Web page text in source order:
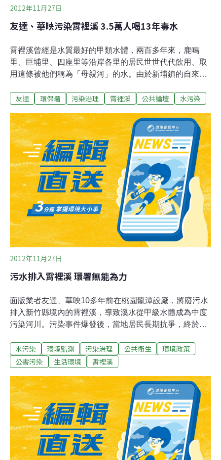
2012年11月27日
友達、華映污染霄裡溪 3.5萬人喝13年毒水
霄裡溪曾經是水質最好的甲類水體，兩百多年來，鹿鳴
里、巨埔里、四座里等沿岸各里的居民世世代代飲用、取
用這條被他們稱為「母親河」的水。由於新埔鎮的自來水
水與溪水相連，因此溪水品質會直接影響到井水的品質。
大廠在霄裡溪上游設廠後，每天排放大量的廢水進入該
溪，其排放量最高可以佔霄裡溪河川總流量45%。環保署
一而再，再而三宣稱友達、華映放流到霄裡溪的廢水，都
符合放流水、飲用水標準，並沒有汙染霄裡溪。經本會調
查發現，這是為了幫廠商脫罪，蓄意隱匿事實，欺騙大眾
的惡劣行徑。環保署隱瞞事實 重金屬鉬嚴重超標霄裡溪污
染事件爆發和抗爭十年後，2009年11月26日，環保署終於
修法公告將重金屬銦（In）和鉬（Mo）列入飲用水管制項
目，設定安全標準為70ug/L。然而該署對霄裡溪流域民井
水質監測的結果顯示，2
友達 環保署 污染治理 霄裡溪 公共論壇 水污染
2012年11月27日
污水排入霄裡溪 環署無能為力
面版業者友達、華映10多年前在桃園龍潭設廠，將廢污水
排入新竹縣境內的霄裡溪，導致溪水從甲級水體成為中度
污染河川。污染事件爆發後，當地居民長期抗爭，終於在
（In）和鉬（Mo）納入管制標準。長期監測後發覺，兩者
數值仍頻頻超標，衝擊居民健康。地球公民基金會27日公
金會執行長李根政直言，環保署應要求業者處理這些廢污
水，而不是讓居民承受污染。裝自來水 治標不治本根據環
保署毒管處長期監測的報告內容，從去年1月至8月，環保
署針對6口民用水井進行8次抽樣檢測，顯示2個民用水井
就有高達5次出現重金屬超標狀況，最嚴重者還發生鉬
（Mo）含量高達138微克，遠高於飲用水70微克的標準。
由於當地沒有裝設自來水，民眾長期飲用地下水，如今地
水污染 環境監測 污染治理 公共衛生
環境政策
公害污染
生活環境 霄裡溪